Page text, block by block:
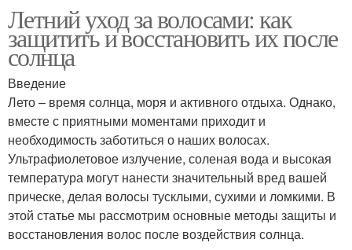
Летний уход за волосами: как
защитить и восстановить их после
солнца
Введение
Лето – время солнца, моря и активного отдыха. Однако,
вместе с приятными моментами приходит и
необходимость заботиться о наших волосах.
Ультрафиолетовое излучение, соленая вода и высокая
температура могут нанести значительный вред вашей
прическе, делая волосы тусклыми, сухими и ломкими. В
этой статье мы рассмотрим основные методы защиты и
восстановления волос после воздействия солнца.